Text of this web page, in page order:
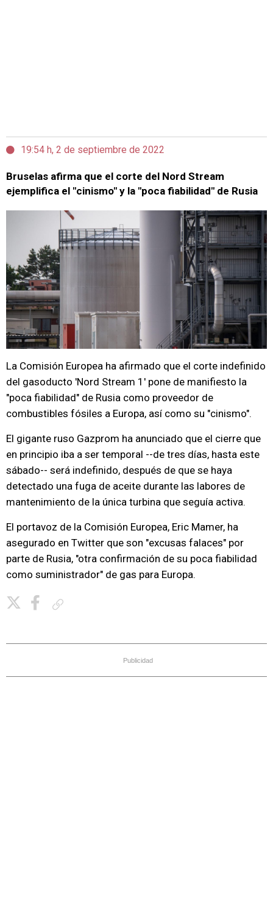
19:54 h, 2 de septiembre de 2022
Bruselas afirma que el corte del Nord Stream
ejemplifica el "cinismo" y la "poca fiabilidad" de Rusia
La Comisión Europea ha afirmado que el corte indefinido
del gasoducto 'Nord Stream 1' pone de manifiesto la
"poca fiabilidad" de Rusia como proveedor de
combustibles fósiles a Europa, así como su "cinismo".
El gigante ruso Gazprom ha anunciado que el cierre que
en principio iba a ser temporal --de tres días, hasta este
sábado-- será indefinido, después de que se haya
detectado una fuga de aceite durante las labores de
mantenimiento de la única turbina que seguía activa.
El portavoz de la Comisión Europea, Eric Mamer, ha
asegurado en Twitter que son "excusas falaces" por
parte de Rusia, "otra confirmación de su poca fiabilidad
como suministrador" de gas para Europa.
Publicidad